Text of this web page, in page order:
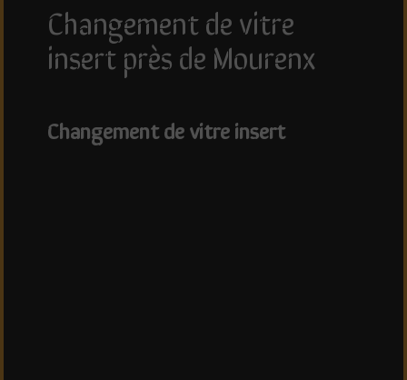
changement de vitre
insert près de Mourenx
changement de vitre insert